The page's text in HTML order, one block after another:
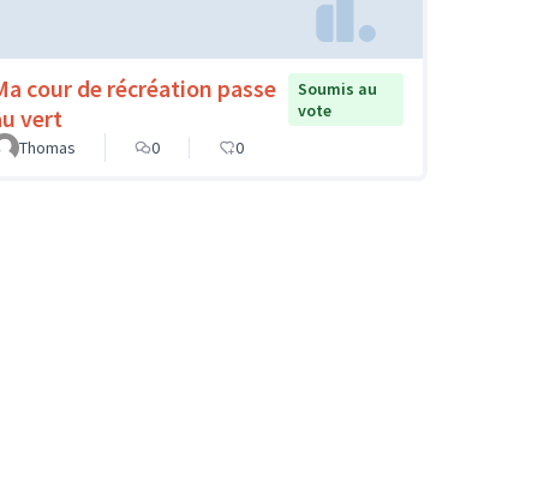
cour de récréation passe
vert
Soumis au
vote
Thomas
0 0